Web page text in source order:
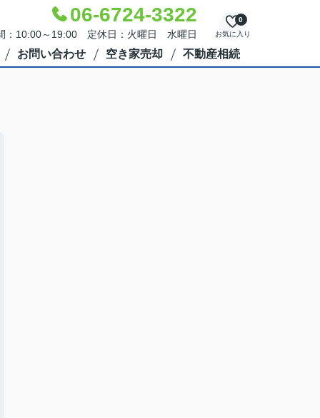
06-6724-3322
：10:00～19:00 定休日：火曜日 水曜日 お気に入り
0
お問い合わせ 空き家売却 不動産相続